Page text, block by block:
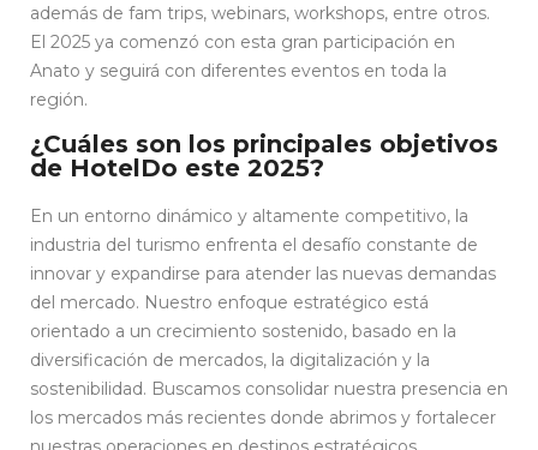
además de fam trips, webinars, workshops, entre otros.
El 2025 ya comenzó con esta gran participación en
Anato y seguirá con diferentes eventos en toda la
región.
¿Cuáles son los principales objetivos
de HotelDo este 2025?
En un entorno dinámico y altamente competitivo, la
industria del turismo enfrenta el desafío constante de
innovar y expandirse para atender las nuevas demandas
del mercado. Nuestro enfoque estratégico está
orientado a un crecimiento sostenido, basado en la
diversificación de mercados, la digitalización y la
sostenibilidad. Buscamos consolidar nuestra presencia en
los mercados más recientes donde abrimos y fortalecer